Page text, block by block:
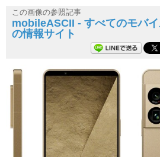
この画像の参照記事
mobileASCII - すべてのモバ
の情報サイト